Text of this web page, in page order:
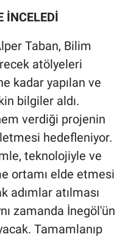
İNCELEDİ
Taban, Bilim
atölyeleri
kadar yapılan ve
bilgiler aldı.
verdiği projenin
hedefleniyor.
teknolojiyle ve
ortamı elde etmesi
adımlar atılması
zamanda İnegöl'ün
Tamamlanıp